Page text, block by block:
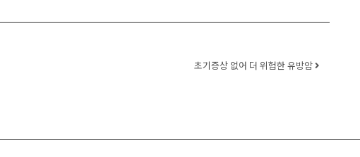
초기증상 없어 더 위험한 유방암